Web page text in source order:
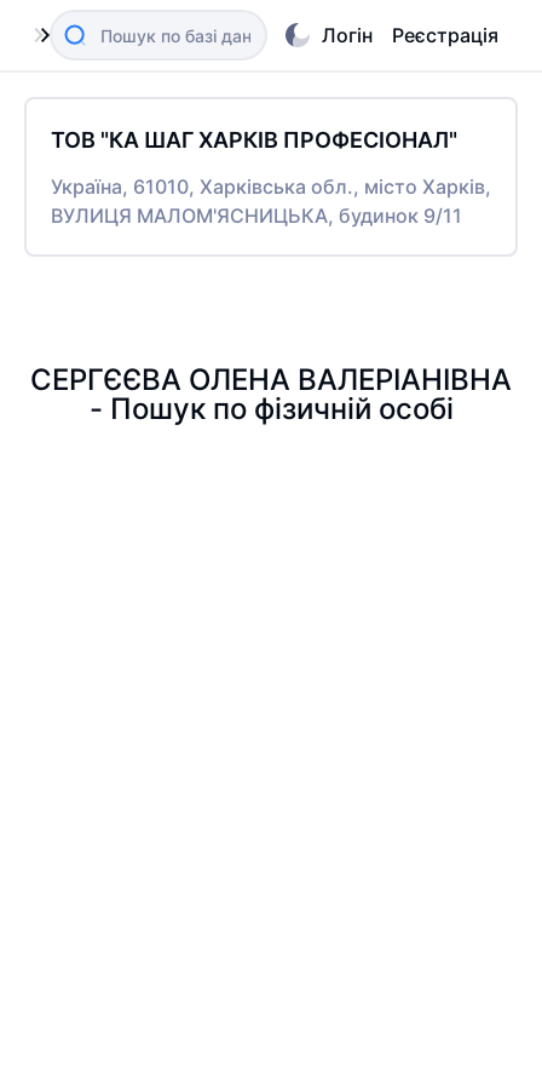
Логін Реєстрація
ТОВ "КА ШАГ ХАРКІВ ПРОФЕСІОНАЛ"
Україна, 61010, Харківська обл., місто Харків,
ВУЛИЦЯ МАЛОМ'ЯСНИЦЬКА, будинок 9/11
СЕРГЄЄВА ОЛЕНА ВАЛЕРІАНІВНА
- Пошук по фізичній особі